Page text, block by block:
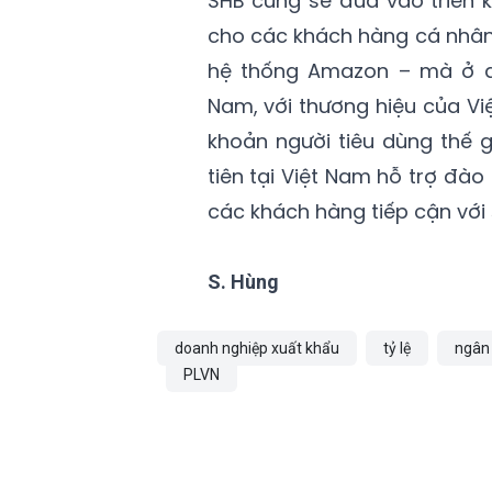
cho các khách hàng cá
hệ thống Amazon – mà ở
Nam, với thương hiệu của
khoản người tiêu dùng thế
tiên tại Việt Nam hỗ trợ
các khách hàng tiếp cận
S. Hùng
doanh nghiệp xuất khẩu tỷ lệ
PLVN